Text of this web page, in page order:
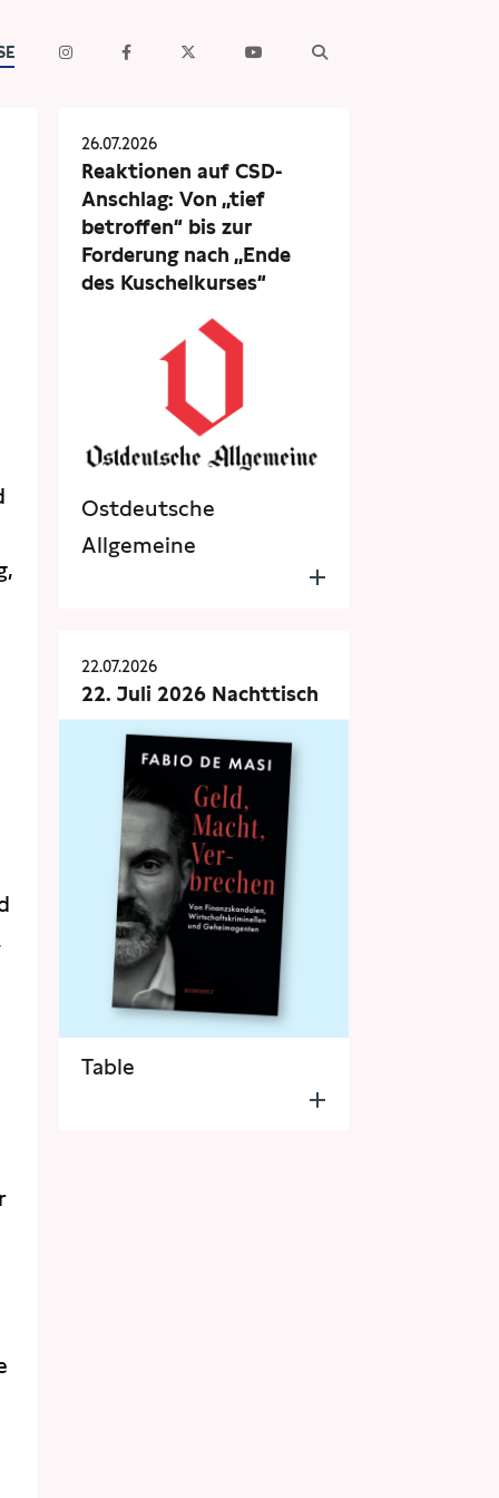
26.07.2026
Reaktionen auf CSD-
Anschlag: Von „tief
betroffen“ bis zur
Forderung nach „Ende
des Kuschelkurses“
Ostdeutsche
Allgemeine
22.07.2026
22. Juli 2026 Nachttisch
Table